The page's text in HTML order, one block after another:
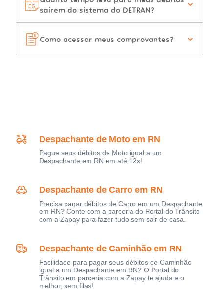
saírem do sistema do DETRAN?
Como acessar meus comprovantes?
Despachante de Moto em RN
Pague seus débitos de Moto igual a um
Despachante em RN em até 12x!
Despachante de Carro em RN
Precisa pagar débitos de Carro em um Despachante
em RN? Conte com a parceria do Portal do Trânsito
com a Zapay para fazer tudo sem sair de casa.
Despachante de Caminhão em RN
Facilidade para pagar seus débitos de Caminhão
igual a um Despachante em RN? O Portal do
Trânsito em parceria com a Zapay te ajuda e o
melhor, sem filas!